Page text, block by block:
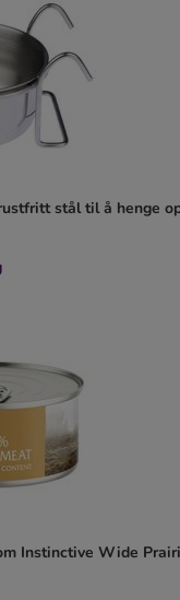
stål til å henge
Instinctive Wide